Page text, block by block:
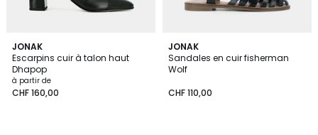
JONAK
Escarpins cuir à talon haut
Dhapop
à partir de
CHF 160,00
5
/
5
2
Couleurs
JONAK
Sandales en cuir fisherman
Wolf
CHF 110,00